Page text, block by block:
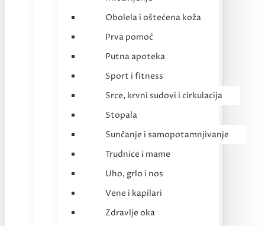
Obolela i oštećena koža
Prva pomoć
Putna apoteka
Sport i fitness
Srce, krvni sudovi i cirkulacija
Stopala
Sunčanje i samopotamnjivanje
Trudnice i mame
Uho, grlo i nos
Vene i kapilari
Zdravlje oka